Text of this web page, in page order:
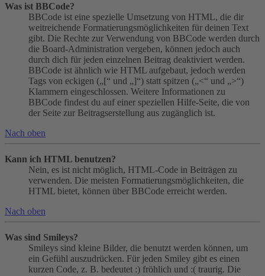
Was ist BBCode?
BBCode ist eine spezielle Umsetzung von HTML, die dir
weitreichende Formatierungsmöglichkeiten für deinen Text
gibt. Die Rechte zur Verwendung von BBCode werden durch
die Board-Administration vergeben, können jedoch auch
durch dich für jeden einzelnen Beitrag deaktiviert werden.
BBCode ist ähnlich wie HTML aufgebaut, jedoch werden
Tags von eckigen („[“ und „]“) statt spitzen („<“ und „>“)
Klammern eingeschlossen. Weitere Informationen zu
BBCode findest du auf einer speziellen Hilfe-Seite, die von
der Seite zur Beitragserstellung aus zugänglich ist.
Nach oben
Kann ich HTML benutzen?
Nein, es ist nicht möglich, HTML-Code in Beiträgen zu
verwenden. Die meisten Formatierungsmöglichkeiten, die
HTML bietet, können über BBCode erreicht werden.
Nach oben
Was sind Smileys?
Smileys sind kleine Bilder, die benutzt werden können, um
ein Gefühl auszudrücken. Für jeden Smiley gibt es einen
kurzen Code, z. B. bedeutet :) fröhlich und :( traurig. Die